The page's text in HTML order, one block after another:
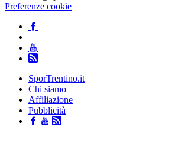
Preferenze cookie
SporTrentino.it
Chi siamo
Affiliazione
Pubblicità